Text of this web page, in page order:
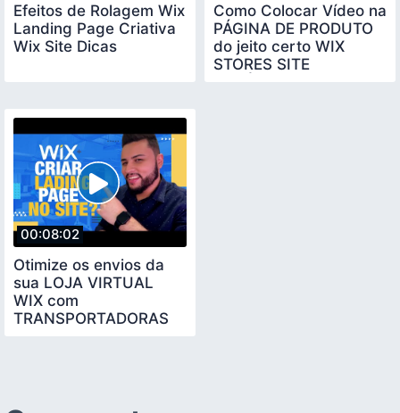
Efeitos de Rolagem Wix
Landing Page Criativa
Wix Site Dicas
Como Colocar Vídeo na
PÁGINA DE PRODUTO
do jeito certo WIX
STORES SITE
00:08:02
Otimize os envios da
sua LOJA VIRTUAL
WIX com
TRANSPORTADORAS